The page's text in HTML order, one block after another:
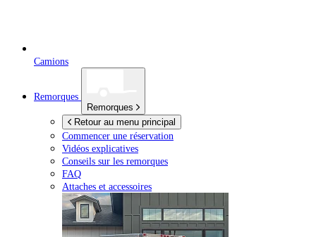
Camions
Remorques
Remorques
Retour au menu principal
Commencer une réservation
Vidéos explicatives
Conseils sur les remorques
FAQ
Attaches et accessoires